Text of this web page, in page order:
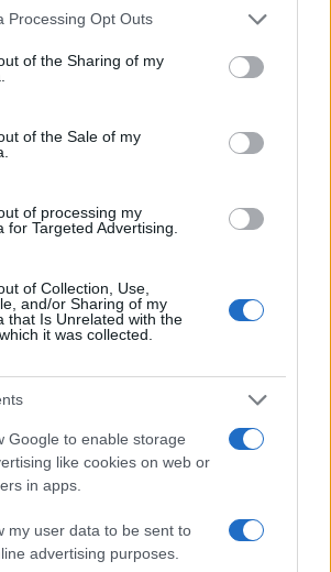
Processing Opt Outs
of the Sharing of my
of the Sale of my
of processing my
for Targeted Advertising.
of Collection, Use,
and/or Sharing of my
that Is Unrelated with the
it was collected.
Google to enable storage
like cookies on web or
in apps.
my user data to be sent to
advertising purposes.
e consentono di svolgere
Le principali aree di applicazione
e concessione credito:
successo è l’erogazione di prestiti a
in base alla propensione al
in prestito criptovalute o offrire i
possono trarre profitto dagli
i loro soldi. Si impostano i tassi di
algoritmico, quindise c’è una
per prendere in prestito una
. Il prestito
il che significa che per
un utente deve fornire garanzie,
non forniscono la propria identità
reddito per poter contrarre un